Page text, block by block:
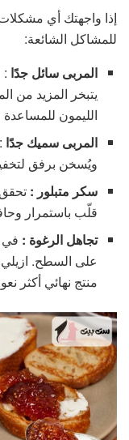
إذا واجهتك أي
للمشاكل الشائعة:
المربى سائل جدًا :
يتبخر المزيد من
الليمون
المربى سميك جدًا
ويُسخن برفق
سكر متبلور :
قلّب باستمرار
تجاهل الرغوة : في
على السطح.
منتج نهائي أكثر